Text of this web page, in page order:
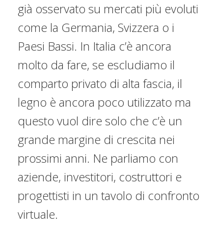
già osservato su mercati più evoluti
come la Germania, Svizzera o i
Paesi Bassi. In Italia c’è ancora
molto da fare, se escludiamo il
comparto privato di alta fascia, il
legno è ancora poco utilizzato ma
questo vuol dire solo che c’è un
grande margine di crescita nei
prossimi anni. Ne parliamo con
aziende, investitori, costruttori e
progettisti in un tavolo di confronto
virtuale.